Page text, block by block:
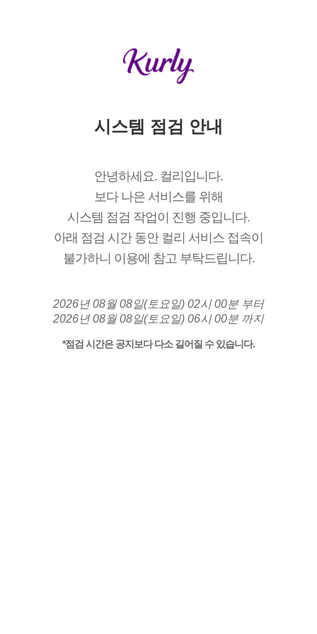
시스템 점검 안내
안녕하세요. 컬리입니다.
보다 나은 서비스를 위해
시스템 점검 작업이 진행 중입니다.
아래 점검 시간 동안 컬리 서비스 접속이
불가하니 이용에 참고 부탁드립니다.
2026년 08월 08일(토요일) 02시 00분 부터
2026년 08월 08일(토요일) 06시 00분 까지
*점검 시간은 공지보다 다소 길어질 수 있습니다.